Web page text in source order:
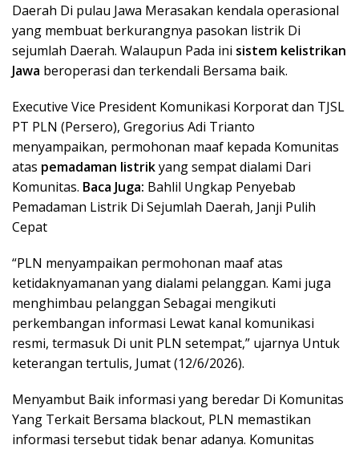
Daerah Di pulau Jawa Merasakan kendala operasional
yang membuat berkurangnya pasokan listrik Di
sejumlah Daerah. Walaupun Pada ini sistem kelistrikan
Jawa beroperasi dan terkendali Bersama baik.
Executive Vice President Komunikasi Korporat dan TJSL
PT PLN (Persero), Gregorius Adi Trianto
menyampaikan, permohonan maaf kepada Komunitas
atas pemadaman listrikyang sempat dialami Dari
Komunitas. Baca Juga: Bahlil Ungkap Penyebab
Pemadaman Listrik Di Sejumlah Daerah, Janji Pulih
Cepat
“PLN menyampaikan permohonan maaf atas
ketidaknyamanan yang dialami pelanggan. Kami juga
menghimbau pelanggan Sebagai mengikuti
perkembangan informasi Lewat kanal komunikasi
resmi, termasuk Di unit PLN setempat,” ujarnya Untuk
keterangan tertulis, Jumat (12/6/2026).
Menyambut Baik informasi yang beredar Di Komunitas
Yang Terkait Bersama blackout, PLN memastikan
informasi tersebut tidak benar adanya. Komunitas